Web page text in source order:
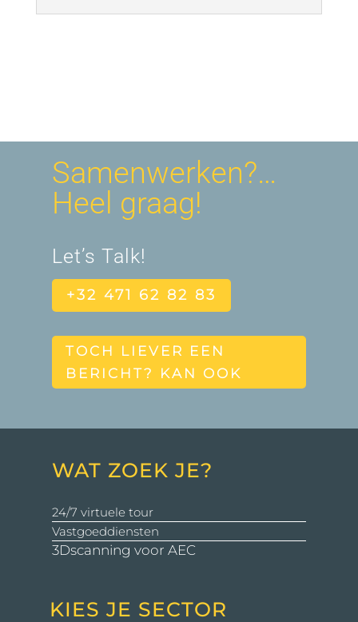
Samenwerken?…
Heel graag!
Let’s Talk!
+32 471 62 82 83
TOCH LIEVER EEN
BERICHT? KAN OOK
WAT ZOEK JE?
24/7 virtuele tour
Vastgoeddiensten
3Dscanning voor AEC
KIES JE SECTOR